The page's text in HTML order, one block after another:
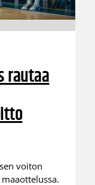
rautaa
voiton